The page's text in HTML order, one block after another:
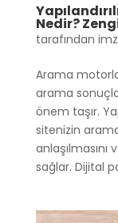
Nedir?
tarafından
Arama
arama
önem taşır.
sitenizin
anlaşılmasını
sağlar. Dijital